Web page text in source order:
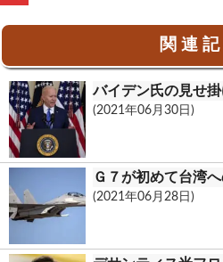
.
m
関 連 記
バイデン氏の見せ掛
(2021年06月30日)
Ｇ７が初めて台湾
(2021年06月28日)